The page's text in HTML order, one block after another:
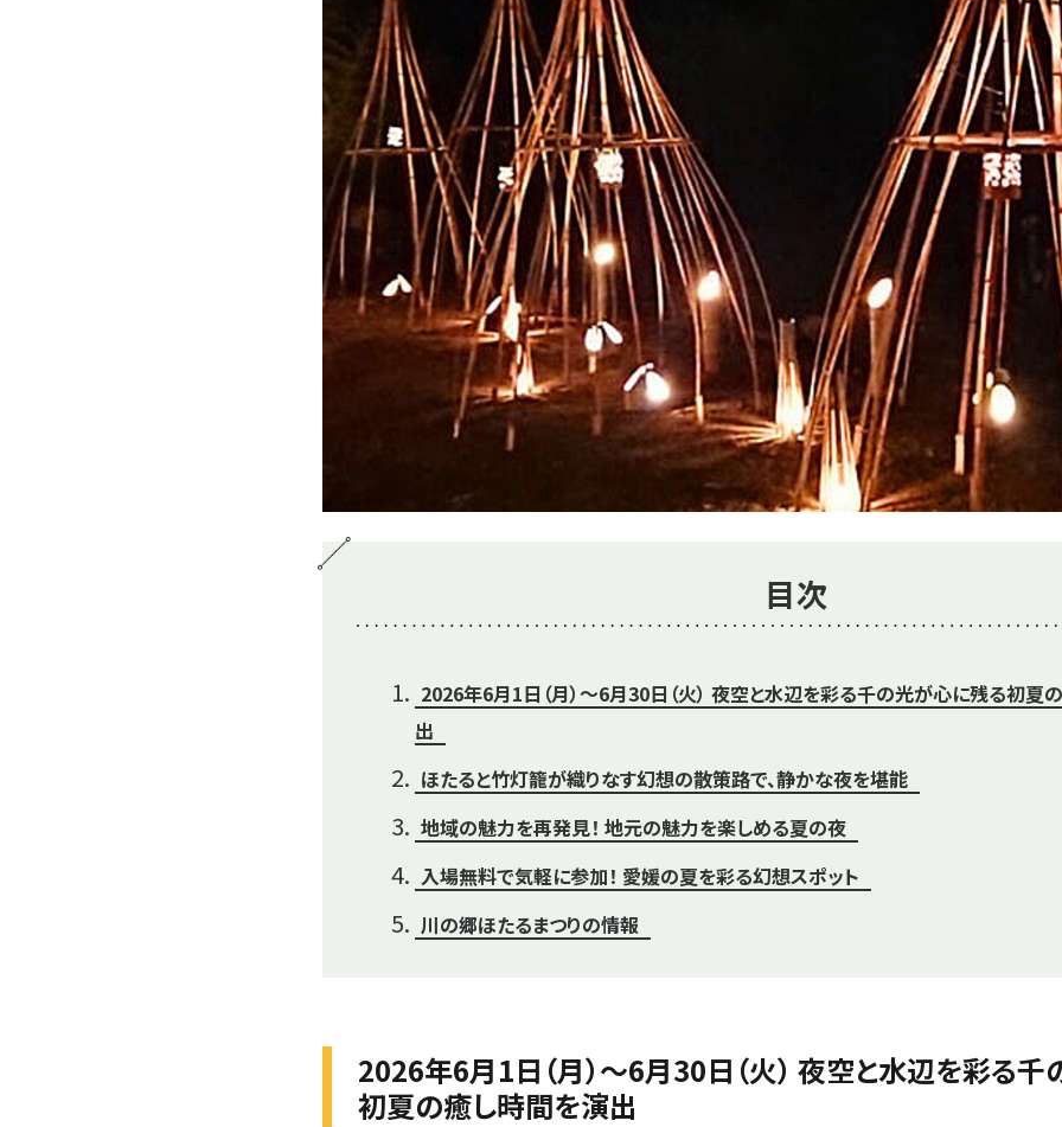
目次
2026年6月1日（月）～6月30日（火） 夜空と水辺を彩る千の光が心に残る初夏
出
ほたると竹灯籠が織りなす幻想の散策路で、静かな夜を堪能
地域の魅力を再発見！ 地元の魅力を楽しめる夏の夜
入場無料で気軽に参加！ 愛媛の夏を彩る幻想スポット
川の郷ほたるまつりの情報
2026年6月1日（月）～6月30日（火） 夜空と水辺を彩る
初夏の癒し時間を演出